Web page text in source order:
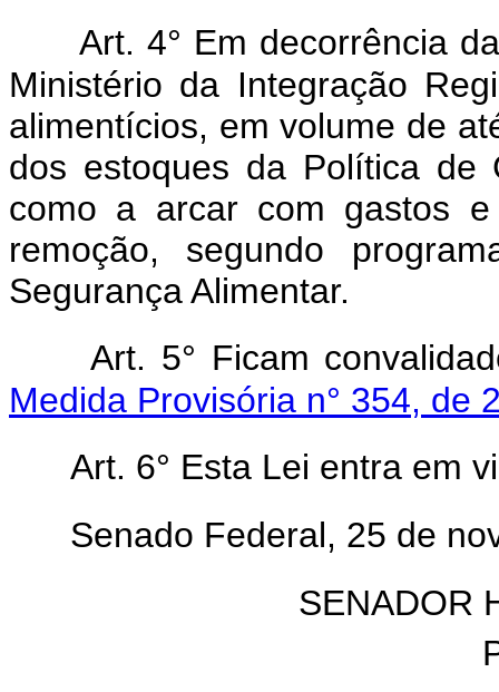
Art. 4° Em decorrência
Ministério da Integração
alimentícios, em volume de
dos estoques da Política de
como a arcar com gastos
remoção, segundo
Segurança Alimentar.
Art. 5° Ficam
Medida Provisória n° 354, de
Art. 6° Esta Lei entra em
Senado Federal, 25 de
SENADOR